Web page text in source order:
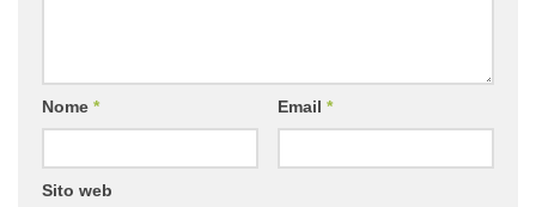
Nome * Email *
Sito web